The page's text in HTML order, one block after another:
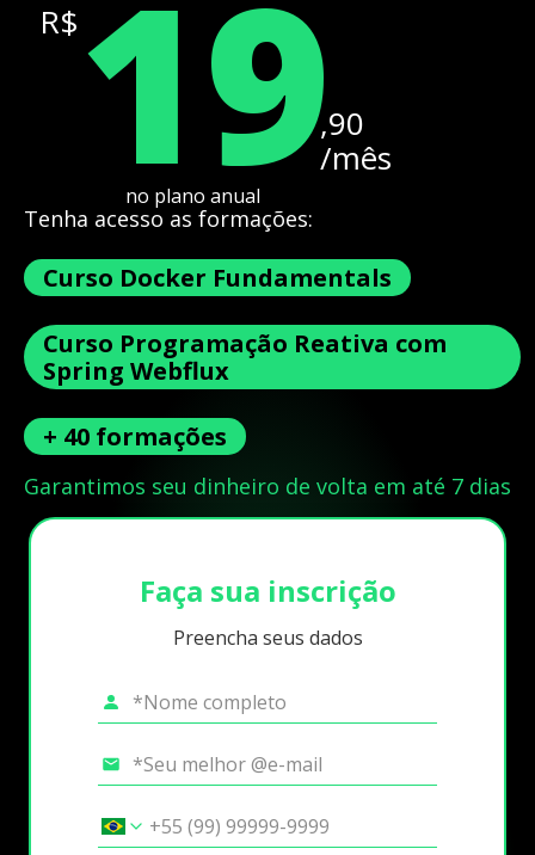
R$ 19,90
/mês
no plano anual
Tenha acesso as formações:
Curso Docker Fundamentals
Curso Programação Reativa com
Spring Webflux
+ 40 formações
Garantimos seu dinheiro de volta em até 7 dias
Faça sua inscrição
Preencha seus dados